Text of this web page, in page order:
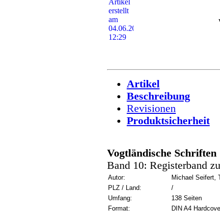
Artikel
Beschreibung
Revisionen
Produktsicherheit
Vogtländische
Band 10: Registerband
Autor:
Michael Seifert,
PLZ / Land:
/
Umfang:
138 Seiten
Format:
DIN A4